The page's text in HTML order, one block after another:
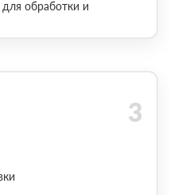
обработки и